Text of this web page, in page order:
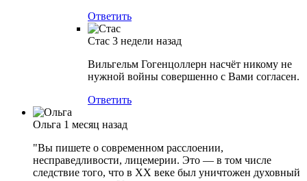
Ответить
Стас 3 недели назад
Вильгельм Гогенцоллерн насчёт никому не
нужной войны совершенно с Вами согласен.
Ответить
Ольга 1 месяц назад
"Вы пишете о современном расслоении,
несправедливости, лицемерии. Это — в том числе
следствие того, что в XX веке был уничтожен духовный